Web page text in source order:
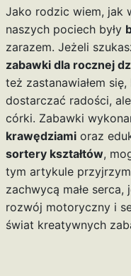
Jako rodzic wiem, jak
naszych pociech były
zarazem. Jeżeli
zabawki dla rocznej
też zastanawiałem
dostarczać radości,
córki. Zabawki
krawędziamioraz
sortery kształtów,
tym artykule
zachwycą małe
rozwój motoryczny i
świat kreatywnych